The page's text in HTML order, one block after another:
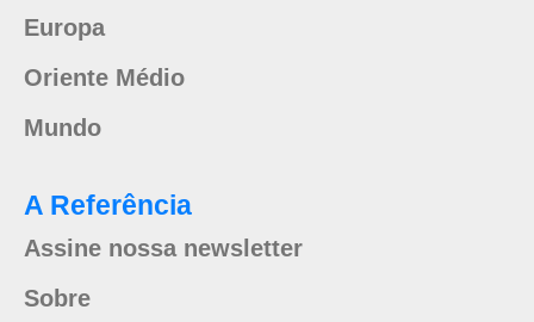
Europa
Oriente Médio
Mundo
A Referência
Assine nossa newsletter
Sobre